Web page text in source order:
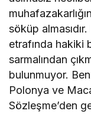
söküp
etrafında hakiki
sarmalından
bulunmuyor.
Polonya ve
Sözleşme’den